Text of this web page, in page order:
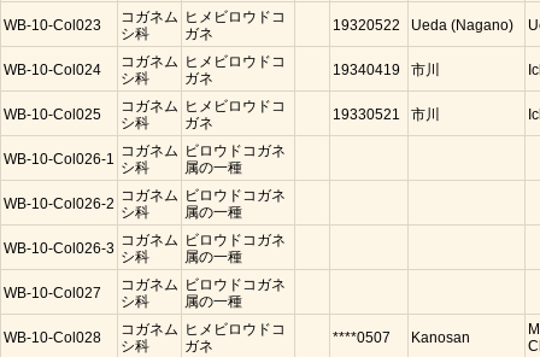
WB-10-Col023
コガネム
シ科
ヒメビロウドコ
ガネ
19320522 Ueda (Nagano)
WB-10-Col024
コガネム
シ科
ヒメビロウドコ
ガネ
19340419 市川
WB-10-Col025
コガネム
シ科
ヒメビロウドコ
ガネ
19330521 市川
WB-10-Col026-1 コガネム
シ科
ビロウドコガネ
属の一種
WB-10-Col026-2 コガネム
シ科
ビロウドコガネ
属の一種
WB-10-Col026-3 コガネム
シ科
ビロウドコガネ
属の一種
WB-10-Col027
コガネム
シ科
ビロウドコガネ
属の一種
WB-10-Col028
コガネム
シ科
ヒメビロウドコ
ガネ
****0507 Kanosan